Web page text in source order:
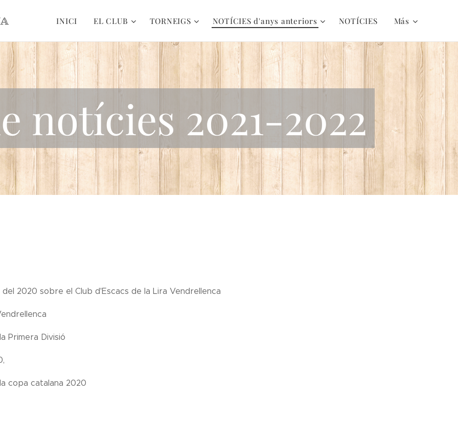
INICI EL CLUB TORNEIGS NOTÍCIES d'anys anteriors NOTÍCIES Más
notícies 2021-2022
2020 sobre el Club d'Escacs de la Lira Vendrellenca
Primera Divisió
copa catalana 2020